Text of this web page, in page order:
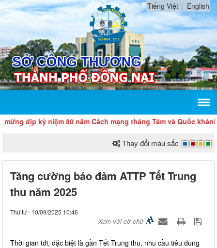
Tiếng Việt English
dịp kỷ niệm 80 năm Cách mạng tháng Tám và Quốc khánh 2/9
Thay đổi màu sắc
Tăng cường bảo đảm ATTP Tết Trung
thu năm 2025
Thứ tư - 10/09/2025 10:46
Xem với cỡ chữ
Thời gian tới, đặc biệt là gần Tết Trung thu, nhu cầu tiêu dung